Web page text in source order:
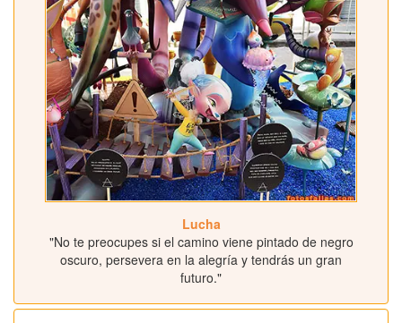
Lucha
"No te preocupes si el camino viene pintado de negro
oscuro, persevera en la alegría y tendrás un gran
futuro."